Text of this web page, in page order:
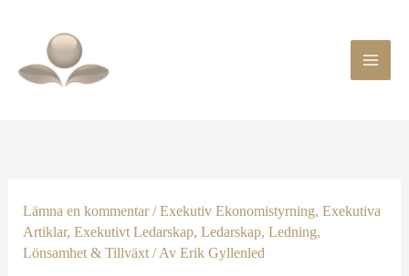
Lämna en kommentar /Exekutiv Ekonomistyrning, Exekutiva
Artiklar, Exekutivt Ledarskap, Ledarskap, Ledning,
Lönsamhet & Tillväxt/ Av Erik Gyllenled